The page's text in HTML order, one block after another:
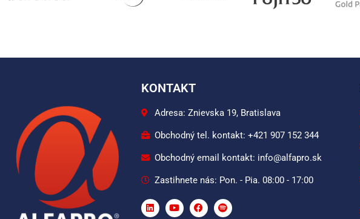
KONTAKT
Adresa: Znievska 19, Bratislava
Obchodný tel. kontakt: +421 907 152 344
Obchodný email kontakt: info@alfapro.sk
Zastihnete nás: Pon. - Pia. 08:00 - 17:00